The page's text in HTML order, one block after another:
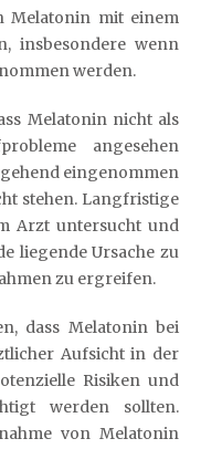
Melatonin mit einem
insbesondere wenn
werden.
Melatonin nicht als
angesehen
eingenommen
stehen. Langfristige
Arzt untersucht und
liegende Ursache zu
zu ergreifen.
dass Melatonin bei
Aufsicht in der
Risiken und
werden sollten.
von Melatonin